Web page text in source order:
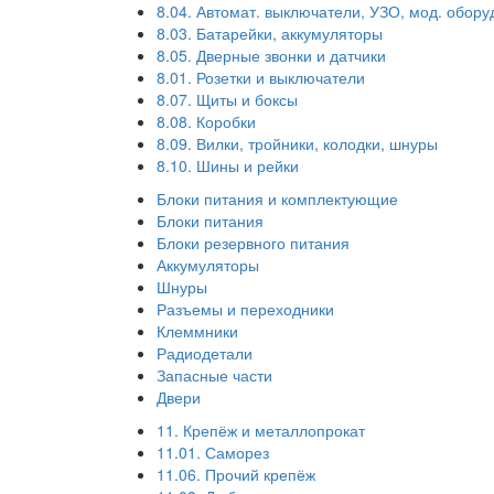
8.04. Автомат. выключатели, УЗО, мод.
8.03. Батарейки, аккумуляторы
8.05. Дверные звонки и датчики
8.01. Розетки и выключатели
8.07. Щиты и боксы
8.08. Коробки
8.09. Вилки, тройники, колодки, шнуры
8.10. Шины и рейки
Блоки питания и комплектующие
Блоки питания
Блоки резервного питания
Аккумуляторы
Шнуры
Разъемы и переходники
Клеммники
Радиодетали
Запасные части
Двери
11. Крепёж и металлопрокат
11.01. Саморез
11.06. Прочий крепёж